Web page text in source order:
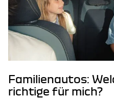
Familienautos:
richtige für mich?